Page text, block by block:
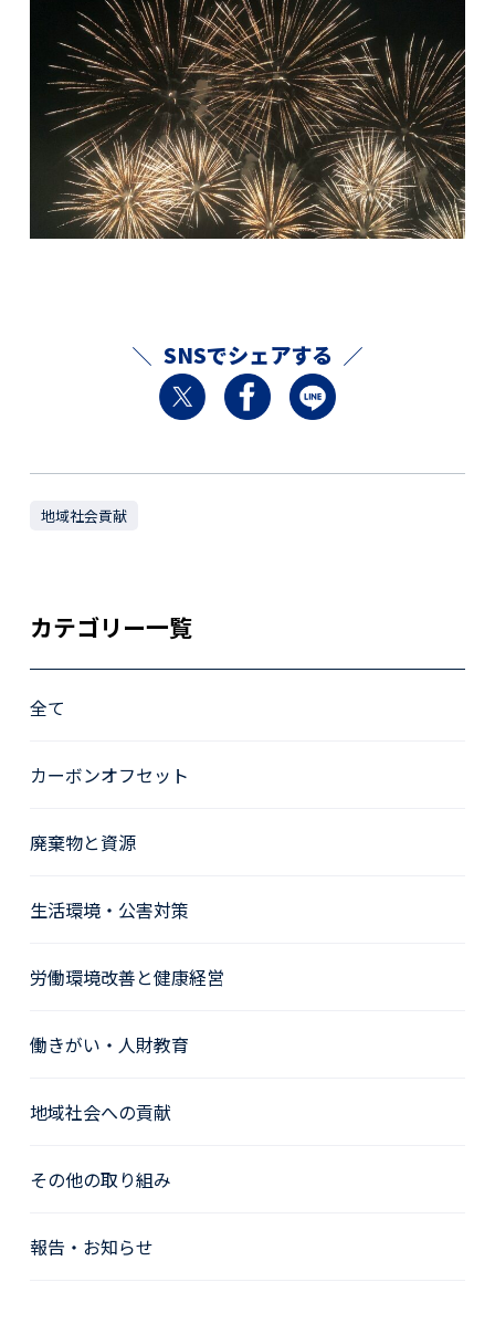
SNSでシェアする
地域社会貢献
カテゴリー一覧
全て
カーボンオフセット
廃棄物と資源
生活環境・公害対策
労働環境改善と健康経営
働きがい・人財教育
地域社会への貢献
その他の取り組み
報告・お知らせ